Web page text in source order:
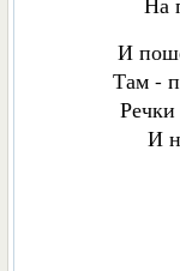
И
Там -
И